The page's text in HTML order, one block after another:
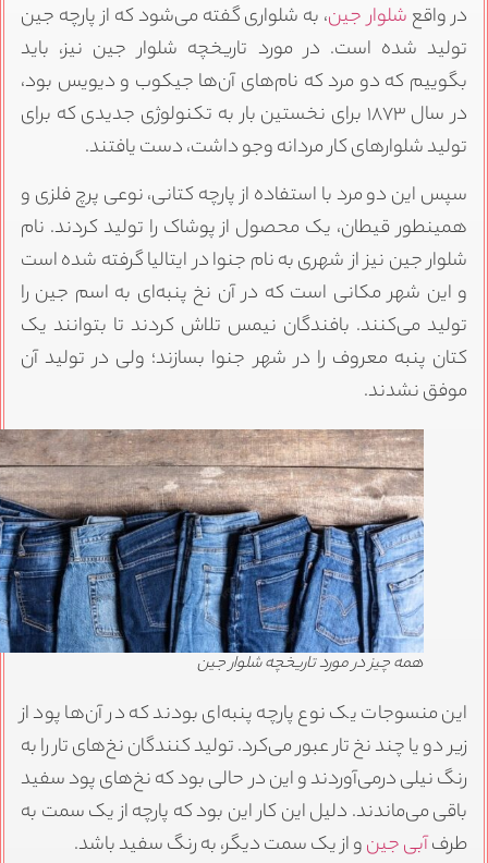
واقعشلوار جین، به شلواری گفته می‌شود که از پارچه جین
شده است. در مورد تاریخچه شلوار جین نیز، باید
که دو مرد که نام‌های آن‌ها جیکوب و دیویس بود،
در سال ۱۸۷۳ برای نخستین بار به تکنولوژی جدیدی که برای
شلوار‌های کار مردانه وجو داشت، دست یافتند.
این دو مرد با استفاده از پارچه کتانی، نوعی پرچ فلزی و
قیطان، یک محصول از پوشاک را تولید کردند. نام
جین نیز از شهری به نام جنوا در ایتالیا گرفته شده است
این شهر مکانی است که در آن نخ پنبه‌ای به اسم جین را
می‌کنند. بافندگان نیمس تلاش کردند تا بتوانند یک
پنبه معروف را در شهر جنوا بسازند؛ ولی در تولید آن
نشدند.
همه چیز در مورد تاریخچه شلوار جین
منسوجات یک نوع پارچه پنبه‌ای بودند که در آن‌ها پود از
دو یا چند نخ تار عبور می‌کرد. تولید کنندگان نخ‌های تار را به
نیلی درمی‌آوردند و این در حالی بود که نخ‌های پود سفید
می‌ماندند. دلیل این کار این بود که پارچه از یک سمت به
آبی جینو از یک سمت دیگر، به رنگ سفید باشد.